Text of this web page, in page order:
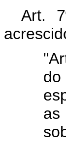
Art.
as